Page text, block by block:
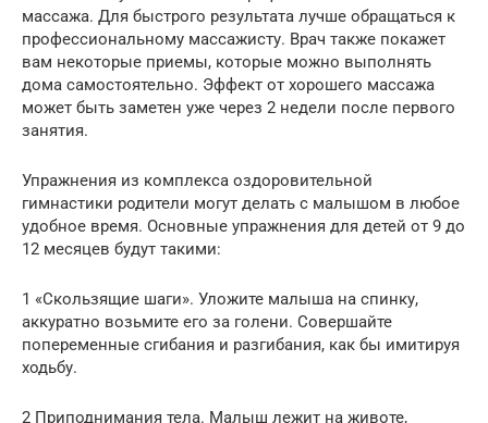
массажа. Для быстрого результата лучше обращаться к
профессиональному массажисту. Врач также покажет
вам некоторые приемы, которые можно выполнять
дома самостоятельно. Эффект от хорошего массажа
может быть заметен уже через 2 недели после первого
занятия.
Упражнения из комплекса оздоровительной
гимнастики родители могут делать с малышом в любое
удобное время. Основные упражнения для детей от 9 до
12 месяцев будут такими:
1 «Скользящие шаги». Уложите малыша на спинку,
аккуратно возьмите его за голени. Совершайте
попеременные сгибания и разгибания, как бы имитируя
ходьбу.
2 Приподнимания тела. Малыш лежит на животе,